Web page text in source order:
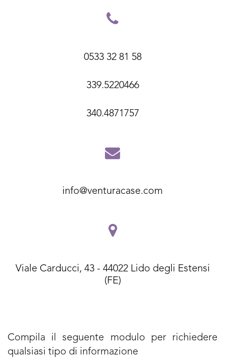
0533 32 81 58
339.5220466
340.4871757
info@venturacase.com
Viale Carducci, 43 - 44022 Lido degli Estensi
(FE)
Compila il seguente modulo per richiedere
qualsiasi tipo di informazione